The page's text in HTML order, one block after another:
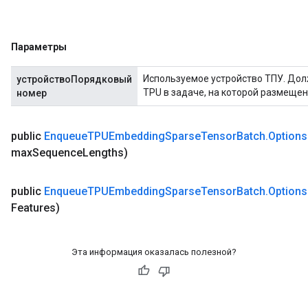
Параметры
устройствоПорядковый
номер
Используемое устройство ТПУ.
TPU в задаче, на которой
public EnqueueTPUEmbeddingSparseTensorBatch.Options
maxSequenceLengths)
public EnqueueTPUEmbeddingSparseTensorBatch.Options
Features)
Эта информация оказалась полезной?